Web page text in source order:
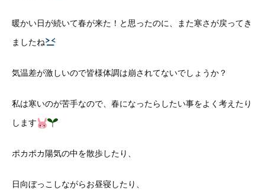
暖かい日が続いて春が来た！と思ったのに、また寒さが戻ってき
ましたね
気温差が激しいので皆様体調は崩されてないでしょうか？
私は寒いのが苦手なので、春になったらしたい事をよく考えたり
します
ポカポカ陽気の中を散歩したり、
日向ぼっこしながらお昼寝したり、